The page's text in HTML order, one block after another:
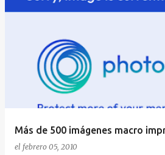
Más de 500 imágenes macro
el febrero 05, 2010